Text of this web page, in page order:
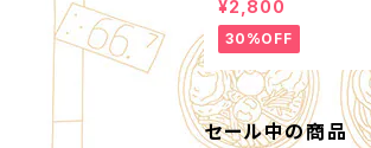
¥2,800
30%OFF
セール中の商品